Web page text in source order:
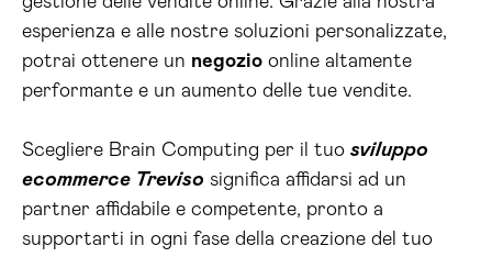
esperienza e alle nostre soluzioni personalizzate,
potrai ottenere un negozio online altamente
performante e un aumento delle tue vendite.
Scegliere Brain Computing per il tuo sviluppo
ecommerce Treviso significa affidarsi ad un
partner affidabile e competente, pronto a
supportarti in ogni fase della creazione del tuo